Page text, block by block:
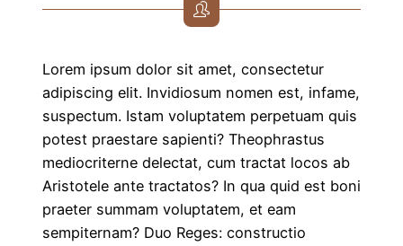
Lorem ipsum dolor sit amet, consectetur
adipiscing elit. Invidiosum nomen est, infame,
suspectum. Istam voluptatem perpetuam quis
potest praestare sapienti? Theophrastus
mediocriterne delectat, cum tractat locos ab
Aristotele ante tractatos? In qua quid est boni
praeter summam voluptatem, et eam
sempiternam? Duo Reges: constructio